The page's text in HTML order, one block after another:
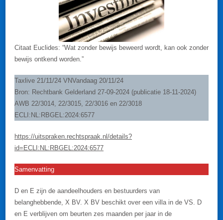
Citaat Euclides: “Wat zonder bewijs beweerd wordt, kan ook zonder
bewijs ontkend worden.”
Taxlive 21/11/24 VNVandaag 20/11/24
Bron: Rechtbank Gelderland 27-09-2024 (publicatie 18-11-2024)
AWB 22/3014, 22/3015, 22/3016 en 22/3018
ECLI:NL:RBGEL:2024:6577
https://uitspraken.rechtspraak.nl/details?
id=ECLI:NL:RBGEL:2024:6577
Samenvatting
D en E zijn de aandeelhouders en bestuurders van
belanghebbende, X BV. X BV beschikt over een villa in de VS. D
en E verblijven om beurten zes maanden per jaar in de